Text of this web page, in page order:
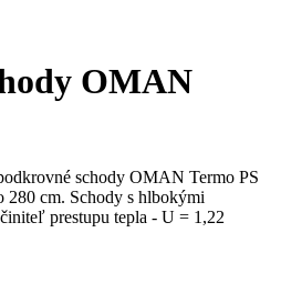
OMAN
schody OMAN Termo PS
280 cm. Schody s hlbokými
prestupu tepla - U = 1,22